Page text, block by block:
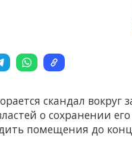
скандал
о сохранении
помещения до